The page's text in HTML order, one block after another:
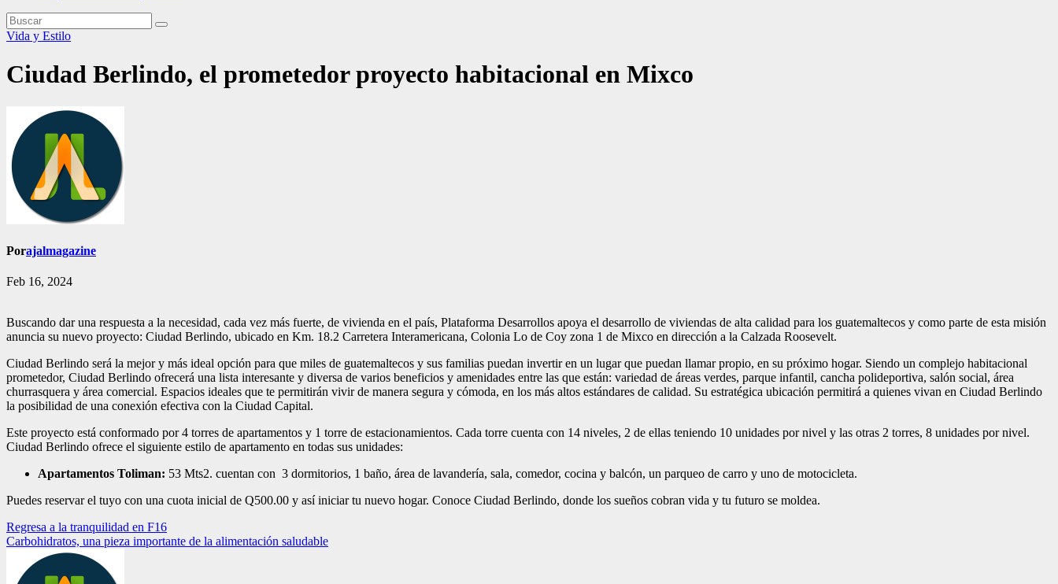
Vida y Estilo
Ciudad Berlindo, el prometedor proyecto habitacional en Mixco
Porajalmagazine
Feb 16, 2024
Buscando dar una respuesta a la necesidad, cada vez más fuerte, de vivienda en el país, Plataforma Desarrollos apoya el desarrollo de viviendas de alta calidad para los guatemaltecos y como parte de esta misión
anuncia su nuevo proyecto: Ciudad Berlindo, ubicado en Km. 18.2 Carretera Interamericana, Colonia Lo de Coy zona 1 de Mixco en dirección a la Calzada Roosevelt.
Ciudad Berlindo será la mejor y más ideal opción para que miles de guatemaltecos y sus familias puedan invertir en un lugar que puedan llamar propio, en su próximo hogar. Siendo un complejo habitacional
prometedor, Ciudad Berlindo ofrecerá una lista interesante y diversa de varios beneficios y amenidades entre las que están: variedad de áreas verdes, parque infantil, cancha polideportiva, salón social, área
churrasquera y área comercial. Espacios ideales que te permitirán vivir de manera segura y cómoda, en los más altos estándares de calidad. Su estratégica ubicación permitirá a quienes vivan en Ciudad Berlindo
la posibilidad de una conexión efectiva con la Ciudad Capital.
Este proyecto está conformado por 4 torres de apartamentos y 1 torre de estacionamientos. Cada torre cuenta con 14 niveles, 2 de ellas teniendo 10 unidades por nivel y las otras 2 torres, 8 unidades por nivel.
Ciudad Berlindo ofrece el siguiente estilo de apartamento en todas sus unidades:
Apartamentos Toliman: 53 Mts2. cuentan con 3 dormitorios, 1 baño, área de lavandería, sala, comedor, cocina y balcón, un parqueo de carro y uno de motocicleta.
Puedes reservar el tuyo con una cuota inicial de Q500.00 y así iniciar tu nuevo hogar. Conoce Ciudad Berlindo, donde los sueños cobran vida y tu futuro se moldea.
Navegación
de
entradas
Regresa a la tranquilidad en F16
Carbohidratos, una pieza importante de la alimentación saludable